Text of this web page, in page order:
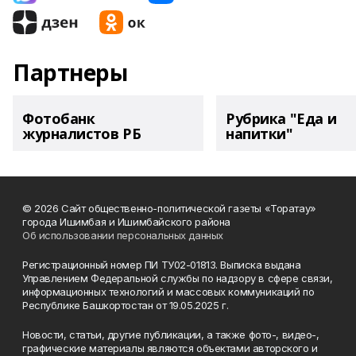
Партнеры
Фотобанк
журналистов РБ
Рубрика "Еда и
напитки"
© 2026 Сайт общественно-политической газеты «Торатау»
города Ишимбая и Ишимбайского района
Об использовании персональных данных
Регистрационный номер ПИ ТУ02-01813. Выписка выдана
Управлением Федеральной службы по надзору в сфере связи,
информационных технологий и массовых коммуникаций по
Республике Башкортостан от 19.05.2025 г.
Новости, статьи, другие публикации, а также фото-, видео-,
графические материалы являются объектами авторского и